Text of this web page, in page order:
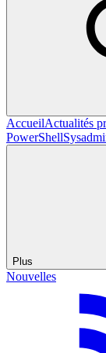
AccueilActualités
PowerShell
Plus
Nouvelles